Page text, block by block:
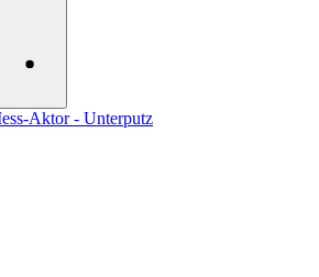
Aktor - Unterputz